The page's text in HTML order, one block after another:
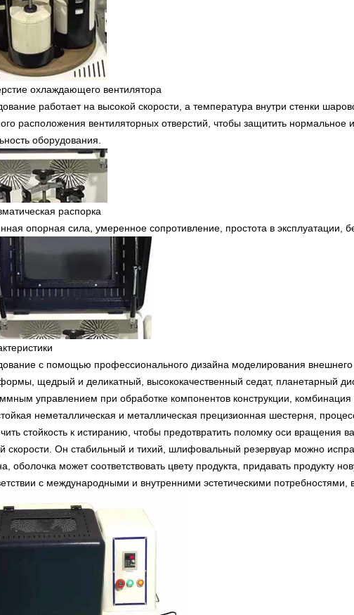
охлаждающего вентилятора
работает на высокой скорости, а температура внутри стенки
расположения вентиляторных отверстий, чтобы защитить
оборудования.
распорка
опорная сила, умеренное сопротивление, простота в эксплуатации,
с помощью профессионального дизайна моделирования внешнего
щедрый и деликатный, высококачественный седат, планетарный
управлением при обработке компонентов конструкции,
неметаллическая и металлическая прецизионная шестерня,
стойкость к истиранию, чтобы предотвратить поломку оси вращения
скорости. Он стабильный и тихий, шлифовальный резервуар можно
оболочка может соответствовать цвету продукта, придавать продукту
с международными и внутренними эстетическими потребностями,